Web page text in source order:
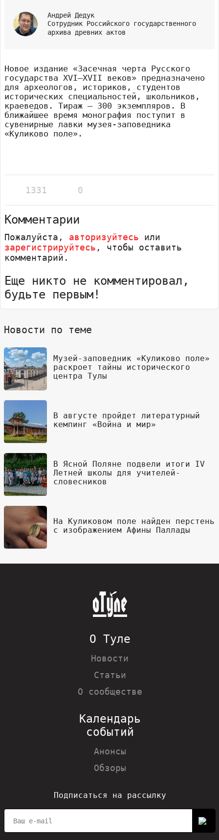
Андрей Дедук
Сотрудник Российского государственного
архива древних актов
Новое издание «Засечная черта Русского
государства XVI–XVII веков» предназначено
для археологов, историков, студентов
исторических специальностей, школьников,
краеведов. Тираж – 300 экземпляров. В
ближайшее время монография поступит в
сувенирные лавки музея-заповедника
«Куликово поле».
1331 0
Комментарии
Пожалуйста, авторизуйтесь или
зарегистрируйтесь , чтобы оставить
комментарий.
Еще никто не комментировал,
будьте первым!
Новости по теме
Музей-заповедник «Куликово поле»
раскроет тайны исторического
центра Тулы
В августе пройдет литературный
кемпинг «Война и мир»
В Ясной Поляне подвели итоги IV
Летней школы для учителей-
словесников
На Куликовом поле найден перстень
с изображением Афины Паллады
О Туле
Новости
Статьи
О сообществе
Календарь
событий
Анонсы
Обзоры
Подписаться на рассылку